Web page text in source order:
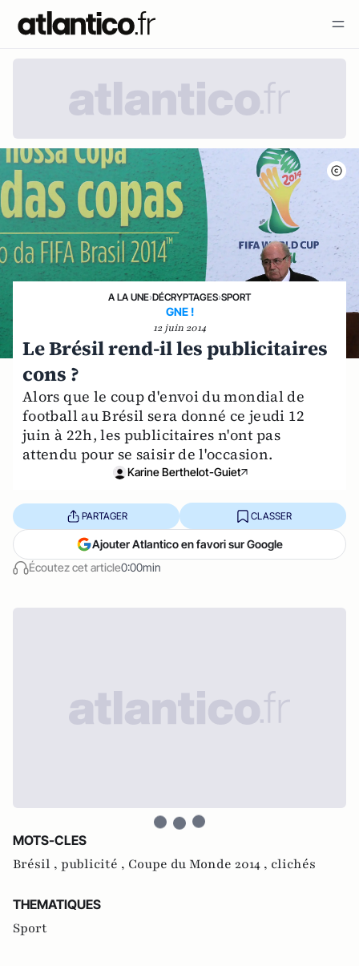
A LA UNE›DÉCRYPTAGES›SPORT
GNE !
12 juin 2014
Le Brésil rend-il les publicitaires
cons ?
Alors que le coup d'envoi du mondial de
football au Brésil sera donné ce jeudi 12
juin à 22h, les publicitaires n'ont pas
attendu pour se saisir de l'occasion.
Karine Berthelot-Guiet
Écoutez cet article0:00min
PARTAGER CLASSER
Ajouter Atlantico en favori sur Google
MOTS-CLES
Brésil , publicité , Coupe du Monde 2014 , clichés
THEMATIQUES
Sport